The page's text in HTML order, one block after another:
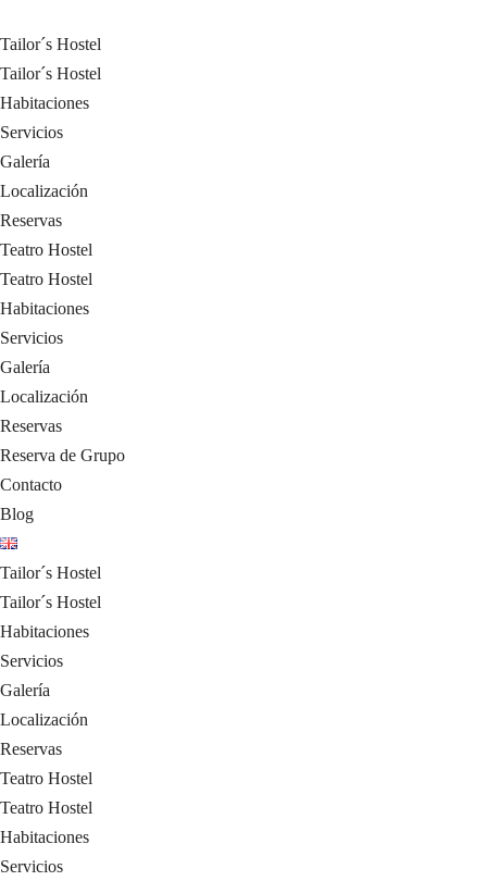
Tailor´s Hostel
Tailor´s Hostel
Habitaciones
Servicios
Galería
Localización
Reservas
Teatro Hostel
Teatro Hostel
Habitaciones
Servicios
Galería
Localización
Reservas
Reserva de Grupo
Contacto
Blog
Tailor´s Hostel
Tailor´s Hostel
Habitaciones
Servicios
Galería
Localización
Reservas
Teatro Hostel
Teatro Hostel
Habitaciones
Servicios